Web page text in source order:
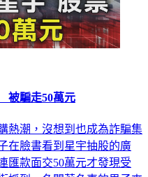
被騙走50萬元
熱潮，沒想到也成為詐騙集
在臉書看到星宇抽股的廣
匯款面交50萬元才發現受